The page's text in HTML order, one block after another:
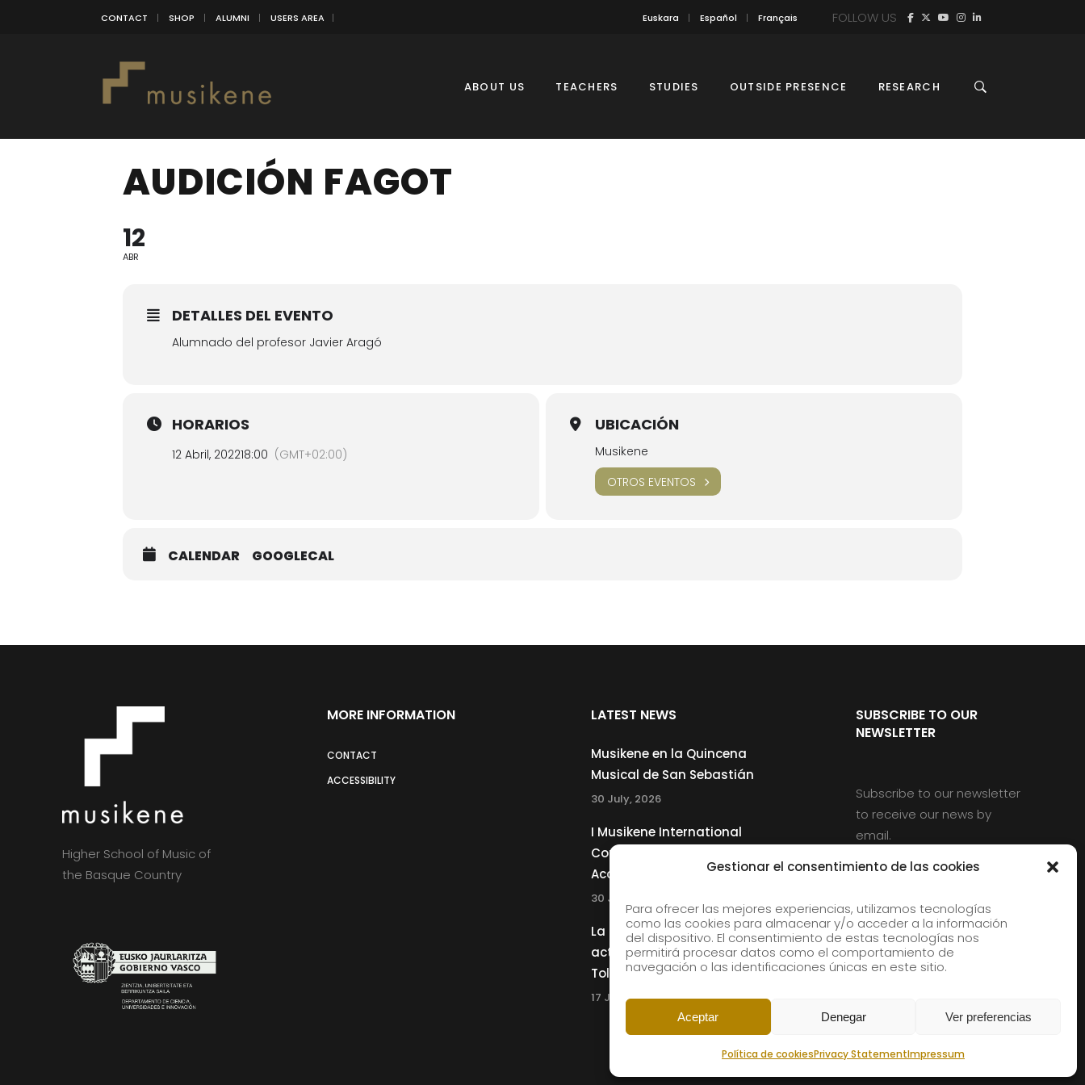
Gestionar el consentimiento de las cookies
Para ofrecer las mejores experiencias, utilizamos tecnologías
como las cookies para almacenar y/o acceder a la información
del dispositivo. El consentimiento de estas tecnologías nos
permitirá procesar datos como el comportamiento de
navegación o las identificaciones únicas en este sitio.
Aceptar Denegar Ver preferencias
Política de cookiesPrivacy StatementImpressum
CONTACT SHOP ALUMNI USERS AREA Euskara Español Français FOLLOW US
ABOUT US TEACHERS STUDIES OUTSIDE PRESENCE RESEARCH
AUDICIÓN FAGOT
12
ABR
DETALLES DEL EVENTO
Alumnado del profesor Javier Aragó
HORARIOS
12 Abril, 202218:00 (GMT+02:00)
UBICACIÓN
Musikene
OTROS EVENTOS
CALENDAR GOOGLECAL
Higher School of Music of
the Basque Country
MORE INFORMATION
CONTACT
ACCESSIBILITY
LATEST NEWS
Musikene en la Quincena
Musical de San Sebastián
30 July, 2026
I Musikene International
Competition for Young
Accordionists
30 July, 2026
La Musikene Big Band
actuará junto a Charles
Tolliver en el 61 Jazzaldia
17 July, 2026
SUBSCRIBE TO OUR
NEWSLETTER
Subscribe to our newsletter
to receive our news by
email.